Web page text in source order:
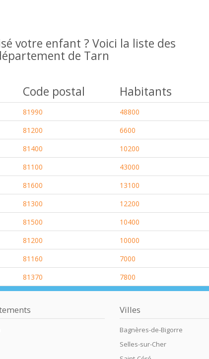
votre enfant ? Voici la liste des
de Tarn
Code postal Habitants
81990 48800
81200 6600
81400 10200
81100 43000
81600 13100
81300 12200
81500 10400
81200 10000
81160 7000
81370 7800
Villes
Bagnères-de-Bigorre
Selles-sur-Cher